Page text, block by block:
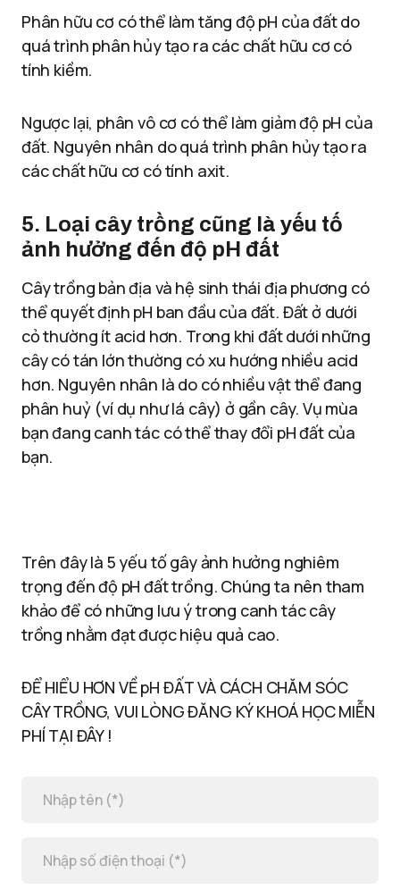
Phân hữu cơ có thể làm tăng độ pH của đất do
quá trình phân hủy tạo ra các chất hữu cơ có
tính kiềm.
Ngược lại, phân vô cơ có thể làm giảm độ pH của
đất. Nguyên nhân do quá trình phân hủy tạo ra
các chất hữu cơ có tính axit.
5. Loại cây trồng cũng là yếu tố
ảnh hưởng đến độ pH đất
Cây trồng bản địa và hệ sinh thái địa phương có
thể quyết định pH ban đầu của đất. Đất ở dưới
cỏ thường ít acid hơn. Trong khi đất dưới những
cây có tán lớn thường có xu hướng nhiều acid
hơn. Nguyên nhân là do có nhiều vật thể đang
phân huỷ (ví dụ như lá cây) ở gần cây. Vụ mùa
bạn đang canh tác có thể thay đổi pH đất của
bạn.
Trên đây là 5 yếu tố gây ảnh hưởng nghiêm
trọng đến độ pH đất trồng. Chúng ta nên tham
khảo để có những lưu ý trong canh tác cây
trồng nhằm đạt được hiệu quả cao.
ĐỂ HIỂU HƠN VỀ pH ĐẤT VÀ CÁCH CHĂM SÓC
CÂY TRỒNG, VUI LÒNG ĐĂNG KÝ KHOÁ HỌC MIỄN
PHÍ TẠI ĐÂY !